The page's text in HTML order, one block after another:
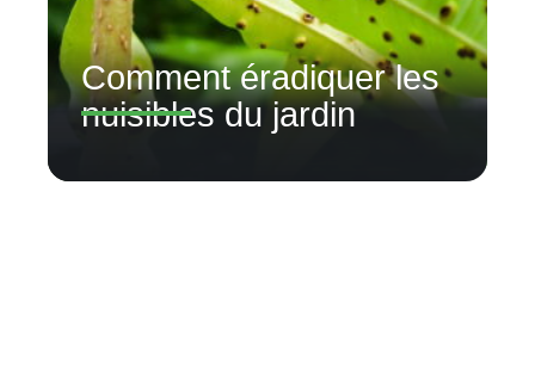
Comment éradiquer les
nuisibles du jardin